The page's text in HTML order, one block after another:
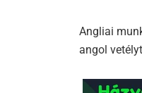
Angliai
angol